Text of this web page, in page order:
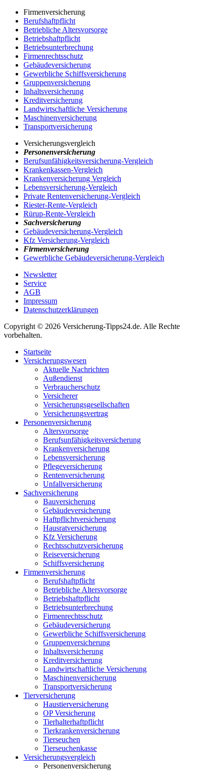
Firmenversicherung
Berufshaftpflicht
Betriebliche Altersvorsorge
Betriebshaftpflicht
Betriebsunterbrechung
Firmenrechtsschutz
Gebäudeversicherung
Gewerbliche Schiffsversicherung
Gruppenversicherung
Inhaltsversicherung
Kreditversicherung
Landwirtschaftliche Versicherung
Maschinenversicherung
Transportversicherung
Versicherungsvergleich
Personenversicherung
Berufsunfähigkeitsversicherung-Vergleich
Krankenkassen-Vergleich
Krankenversicherung Vergleich
Lebensversicherung-Vergleich
Private Rentenversicherung-Vergleich
Riester-Rente-Vergleich
Rürup-Rente-Vergleich
Sachversicherung
Gebäudeversicherung-Vergleich
Kfz Versicherung-Vergleich
Firmenversicherung
Gewerbliche Gebäudeversicherung-Vergleich
Newsletter
Service
AGB
Impressum
Datenschutzerklärungen
Copyright © 2026 Versicherung-Tipps24.de. Alle Rechte
vorbehalten.
Startseite
Versicherungswesen
Aktuelle Nachrichten
Außendienst
Verbraucherschutz
Versicherer
Versicherungsgesellschaften
Versicherungsvertrag
Personenversicherung
Altersvorsorge
Berufsunfähigkeits­versicherung
Krankenversicherung
Lebensversicherung
Pflegeversicherung
Rentenversicherung
Unfallversicherung
Sachversicherung
Bauversicherung
Gebäudeversicherung
Haftpflichtversicherung
Hausratversicherung
Kfz Versicherung
Rechtsschutzversicherung
Reiseversicherung
Schiffsversicherung
Firmenversicherung
Berufshaftpflicht
Betriebliche Altersvorsorge
Betriebshaftpflicht
Betriebsunterbrechung
Firmenrechtsschutz
Gebäudeversicherung
Gewerbliche Schiffsversicherung
Gruppenversicherung
Inhaltsversicherung
Kreditversicherung
Landwirtschaftliche Versicherung
Maschinenversicherung
Transportversicherung
Tierversicherung
Haustierversicherung
OP Versicherung
Tierhalterhaftpflicht
Tierkrankenversicherung
Tierseuchen
Tierseuchenkasse
Versicherungsvergleich
Personenversicherung